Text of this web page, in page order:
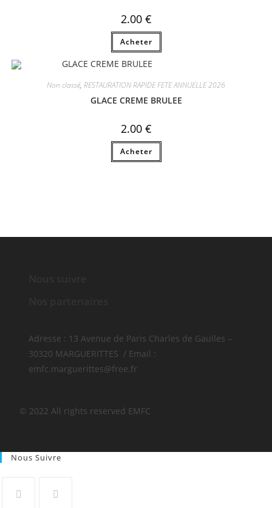
2.00 €
Acheter
Non classé, RESTAURATION RAPIDE FETE ANNUELLE 2026
GLACE CREME BRULEE
2.00 €
Acheter
Adresse : 13 Avenue de Paris Charles de Gaulles –
30320 MARGUERITTES / Email :
emfc.marguerittes@free.fr
© 2022 All rights reserved​ EMFC
Nous Suivre